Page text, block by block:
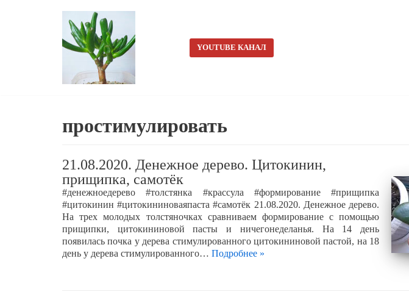
YOUTUBE КАНАЛ
простимулировать
21.08.2020. Денежное дерево. Цитокинин,
прищипка, самотёк
#денежноедерево #толстянка #крассула #формирование #прищипка
#цитокинин #цитокининоваяпаста #самотёк 21.08.2020. Денежное дерево.
На трех молодых толстяночках сравниваем формирование с помощью
прищипки, цитокининовой пасты и ничегонеделанья. На 14 день
появилась почка у дерева стимулированного цитокининовой пастой, на 18
день у дерева стимулированного… Подробнее »